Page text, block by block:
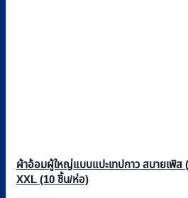
ผ้าอ้อมผู้ใหญ่แบบแปะเทปกาว สบายเพิ
XXL (10 ชิ้น/ห่อ)